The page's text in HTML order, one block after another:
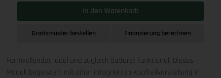
In den Warenkorb
Gratismuster bestellen Finanzierung berechnen
Formvollendet, edel und zugleich äußerst funktional: Dieses
Modell begeistert mit einer integrierten Kopfteilverstellung in